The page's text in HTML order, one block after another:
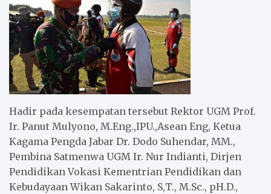
Hadir pada kesempatan tersebut Rektor UGM Prof.
Ir. Panut Mulyono, M.Eng.,IPU.,Asean Eng, Ketua
Kagama Pengda Jabar Dr. Dodo Suhendar, MM.,
Pembina Satmenwa UGM Ir. Nur Indianti, Dirjen
Pendidikan Vokasi Kementrian Pendidikan dan
Kebudayaan Wikan Sakarinto, S,T., M.Sc., pH.D.,